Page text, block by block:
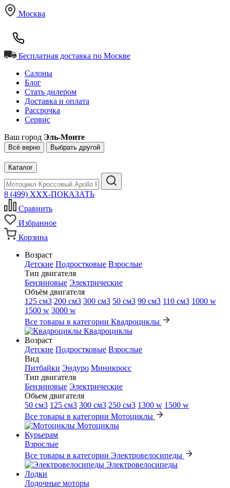
Москва
Бесплатная доставка по Москве
Салоны
Блог
Стать дилером
Доставка и оплата
Рассрочка
Сервис
Ваш город Эль-Монте
Всё верно Выбрать другой
Каталог
8 (499) XXX-ПОКАЗАТЬ
Сравнить
Избранное
Корзина
Возраст
Детские Подростковые Взрослые
Тип двигателя
Бензиновые Электрические
Объём двигателя
125 см3 200 см3 300 см3 50 см3 90 см3 110 см3 1000 w
1500 w 3000 w
Все товары в категории Квадроциклы
Квадроциклы
Возраст
Детские Подростковые Взрослые
Вид
Питбайки Эндуро Миникросс
Тип двигателя
Бензиновые Электрические
Обьем двигателя
50 см3 125 см3 300 см3 250 см3 1300 w 1500 w
Все товары в категории Мотоциклы
Мотоциклы
Курьерам
Взрослые
Все товары в категории Электровелосипеды
Электровелосипеды
Лодки
Лодочные моторы